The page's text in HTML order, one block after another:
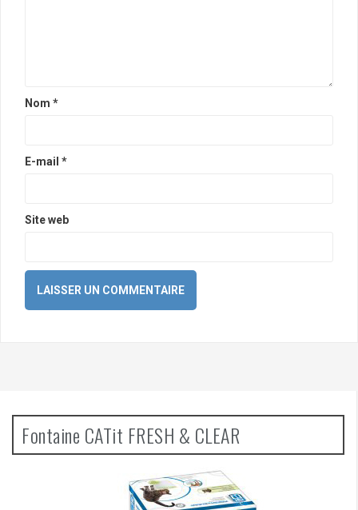
Nom *
E-mail *
Site web
Fontaine CATit FRESH & CLEAR